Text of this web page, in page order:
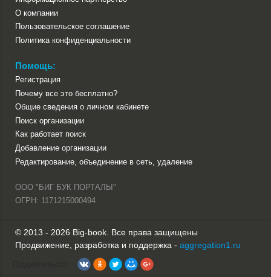
О компании
Пользовательское соглашение
Политика конфиденциальности
Помощь:
Регистрация
Почему все это бесплатно?
Общие сведения о личном кабинете
Поиск организации
Как работает поиск
Добавление организации
Редактирование, объединение в сеть, удаление
ООО "БИГ БУК ПОРТАЛЫ"
ОГРН: 1171215000494
© 2013 - 2026 Big-book. Все права защищены
Продвижение, разработка и поддержка - aggregation1.ru